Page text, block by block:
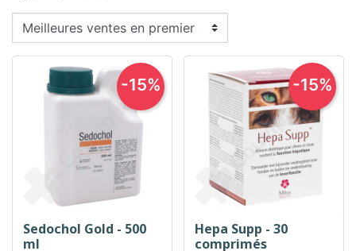
Sedochol Gold - 500
ml
-15%
Hepa Supp - 30
comprimés
-15%